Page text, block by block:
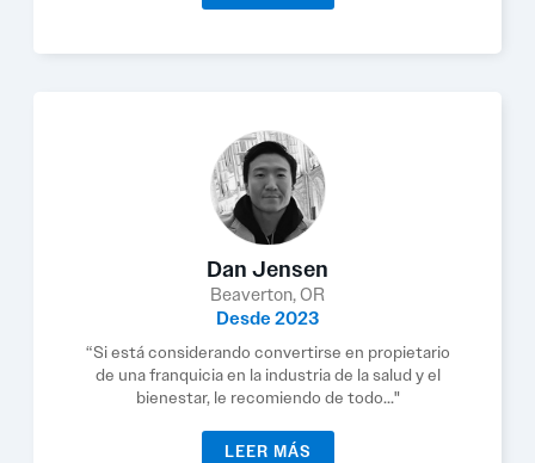
Dan Jensen
Beaverton, OR
Desde 2023
“Si está considerando convertirse en propietario
de una franquicia en la industria de la salud y el
bienestar, le recomiendo de todo..."
LEER MÁS